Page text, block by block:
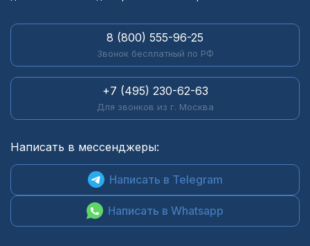
8 (800) 555-96-25
Звонок бесплатный по РФ
+7 (495) 230-62-63
Для звонков из г. Москва
Написать в мессенджеры:
Написать в Telegram
Написать в Whatsapp